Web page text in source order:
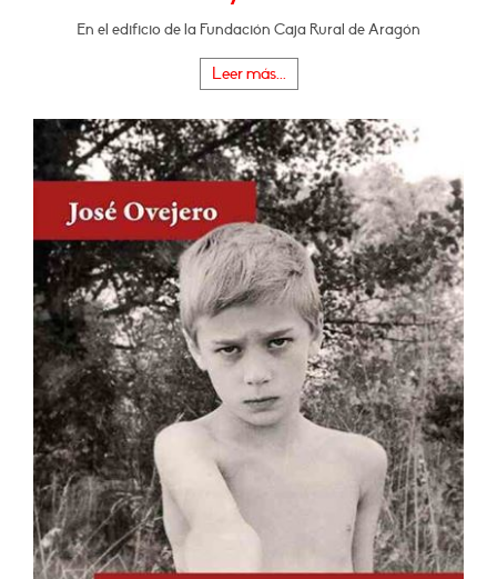
En el edificio de la Fundación Caja Rural de Aragón
Leer más...